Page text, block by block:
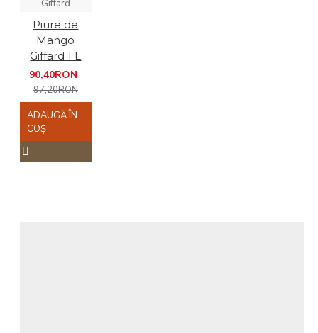
Giffard
Piure de
Mango
Giffard 1 L
90,40RON
97,20RON
ADAUGĂ ÎN
COŞ